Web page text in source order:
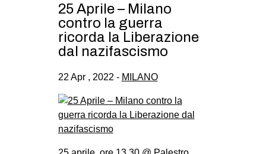
25 Aprile – Milano
contro la guerra
ricorda la Liberazione
dal nazifascismo
22 Apr , 2022 - MILANO